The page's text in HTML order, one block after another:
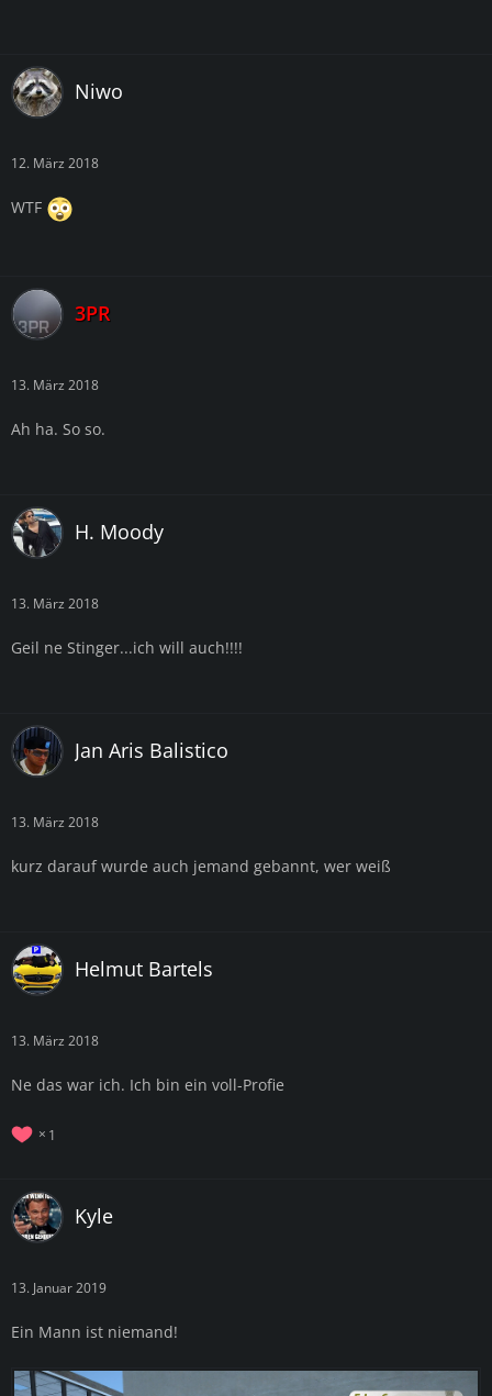
Niwo
12. März 2018
WTF
3PR
13. März 2018
Ah ha. So so.
H. Moody
13. März 2018
Geil ne Stinger...ich will auch!!!!
Jan Aris Balistico
13. März 2018
kurz darauf wurde auch jemand gebannt, wer weiß
Helmut Bartels
13. März 2018
Ne das war ich. Ich bin ein voll-Profie
1
Kyle
13. Januar 2019
Ein Mann ist niemand!